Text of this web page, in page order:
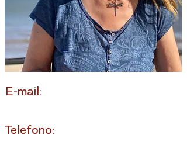
E-mail:
Telefono: